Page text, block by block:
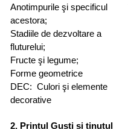
Anotimpurile şi specificul
acestora;
Stadiile de dezvoltare a
fluturelui;
Fructe şi legume;
Forme geometrice
DEC: Culori şi elemente
decorative
2. Prințul Gusti și ținutul